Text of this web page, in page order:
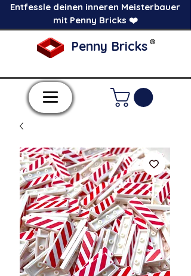
Entfessle deinen inneren Meisterbauer
mit Penny Bricks ❤️
Penny Bricks ®